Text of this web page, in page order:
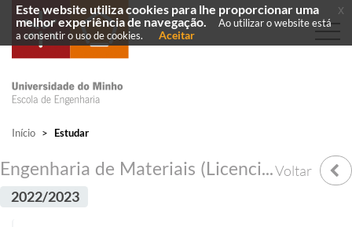
Início > Estudar
Voltar
Engenharia de Materiais (Licenciatura)
2022/2023
Este website utiliza cookies para lhe proporcionar uma
melhor experiência de navegação.
Ao utilizar o website está
a consentir o uso de cookies.
Aceitar
x